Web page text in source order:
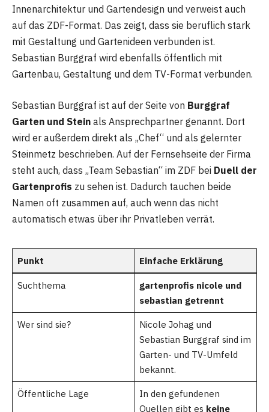
Innenarchitektur und Gartendesign und verweist auch
auf das ZDF-Format. Das zeigt, dass sie beruflich stark
mit Gestaltung und Gartenideen verbunden ist.
Sebastian Burggraf wird ebenfalls öffentlich mit
Gartenbau, Gestaltung und dem TV-Format verbunden.
Sebastian Burggraf ist auf der Seite von Burggraf
Garten und Stein als Ansprechpartner genannt. Dort
wird er außerdem direkt als „Chef“ und als gelernter
Steinmetz beschrieben. Auf der Fernsehseite der Firma
steht auch, dass „Team Sebastian“ im ZDF bei Duell der
Gartenprofis zu sehen ist. Dadurch tauchen beide
Namen oft zusammen auf, auch wenn das nicht
automatisch etwas über ihr Privatleben verrät.
Punkt Einfache Erklärung
Suchthema
gartenprofis nicole und
sebastian getrennt
Wer sind sie?
Nicole Johag und
Sebastian Burggraf sind im
Garten- und TV-Umfeld
bekannt.
Öffentliche Lage
In den gefundenen
Quellen gibt es keine